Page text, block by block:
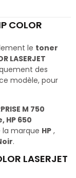
COLOR
le toner
LASERJET
des
modèle, pour
M 750
HP 650
la marque HP ,
.
LASERJET